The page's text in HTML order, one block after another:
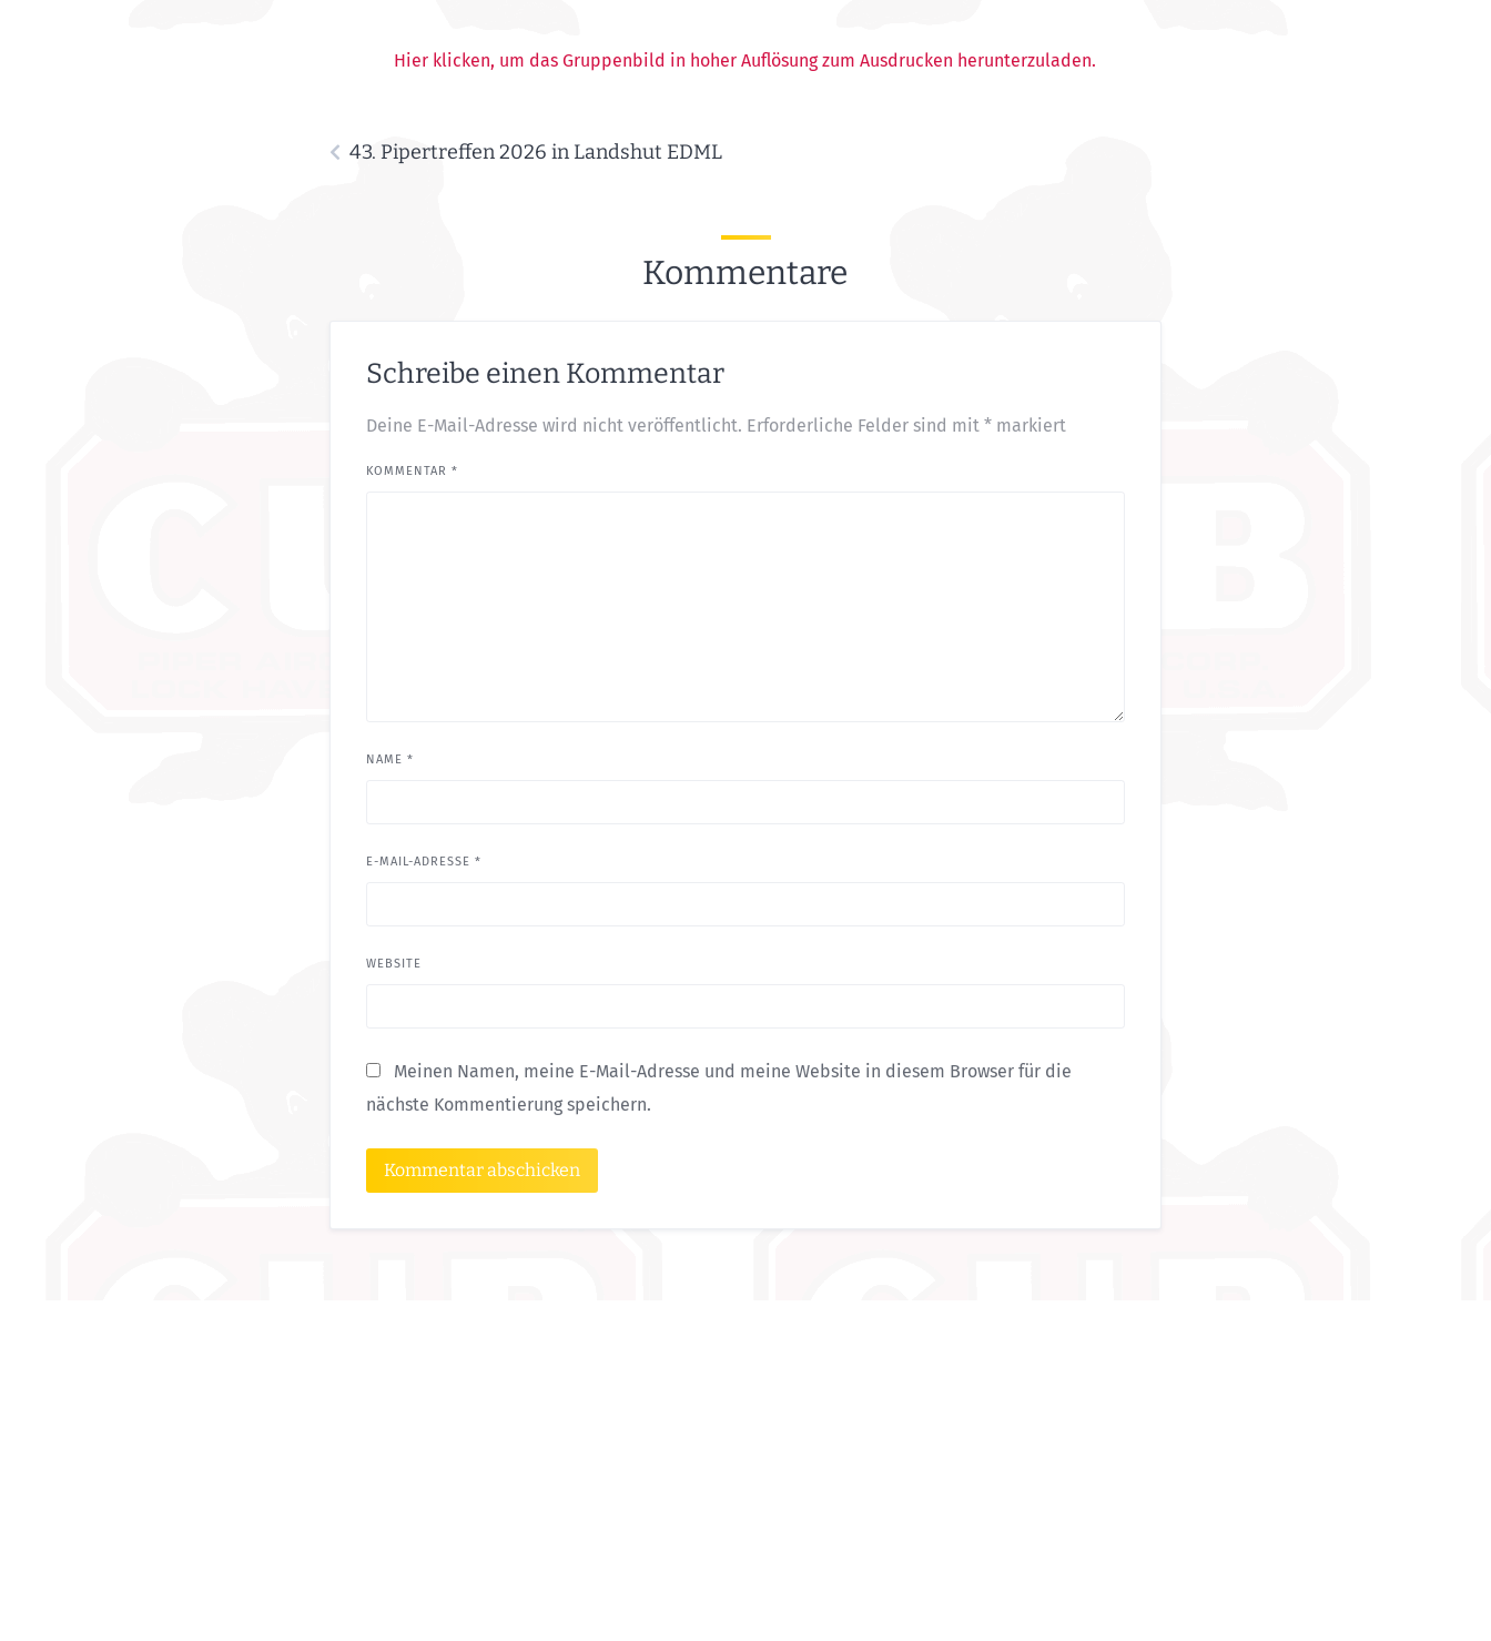
Hier klicken, um das Gruppenbild in hoher Auflösung zum Ausdrucken herunterzuladen.
43. Pipertreffen 2026 in Landshut EDML
Kommentare
Schreibe einen Kommentar
Deine E-Mail-Adresse wird nicht veröffentlicht. Erforderliche Felder sind mit* markiert
KOMMENTAR*
NAME*
E-MAIL-ADRESSE*
WEBSITE
Meinen Namen, meine E-Mail-Adresse und meine Website in diesem Browser für die
nächste Kommentierung speichern.